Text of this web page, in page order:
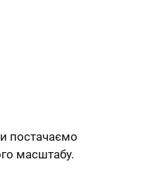
постачаємо
масштабу.